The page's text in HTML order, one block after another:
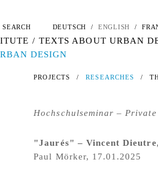
SEARCH DEUTSCH / ENGLISH /
/ TEXTS ABOUT URBAN
DESIGN
PROJECTS / RESEARCHES /
Hochschulseminar –
"Jaurés" – Vincent
Paul Mörker, 17.01.2025